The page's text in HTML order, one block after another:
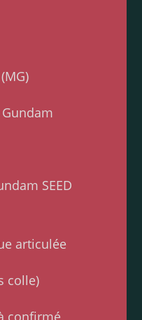
SEED
articulée
colle)
confirmé